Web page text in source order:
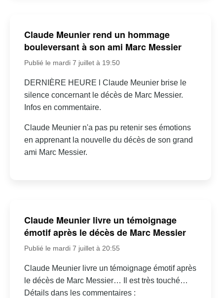
Claude Meunier rend un hommage
bouleversant à son ami Marc Messier
Publié le mardi 7 juillet à 19:50
DERNIÈRE HEURE l Claude Meunier brise le
silence concernant le décès de Marc Messier.
Infos en commentaire.
Claude Meunier n'a pas pu retenir ses émotions
en apprenant la nouvelle du décès de son grand
ami Marc Messier.
Claude Meunier livre un témoignage
émotif après le décès de Marc Messier
Publié le mardi 7 juillet à 20:55
Claude Meunier livre un témoignage émotif après
le décès de Marc Messier… Il est très touché…
Détails dans les commentaires :